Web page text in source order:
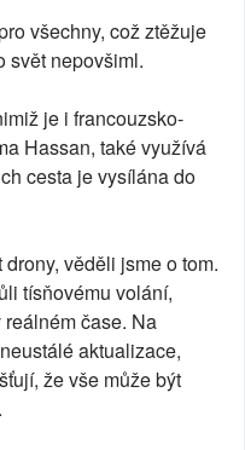
všechny, což ztěžuje
svět nepovšiml.
je i francouzsko-
Hassan, také využívá
cesta je vysílána do
věděli jsme o tom.
tísňovému volání,
čase. Na
aktualizace,
že vše může být